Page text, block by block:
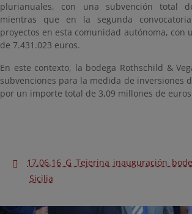
plurianuales, con una subvención total
mientras que en la segunda
proyectos en esta comunidad autónoma, con
de 7.431.023 euros.
En este contexto, la bodega Rothschild &
subvenciones para la medida de inversiones
por un importe total de 3,09 millones de
17.06.16 G Tejerina inauguración
Sicilia